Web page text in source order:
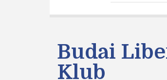
Budai
Klub